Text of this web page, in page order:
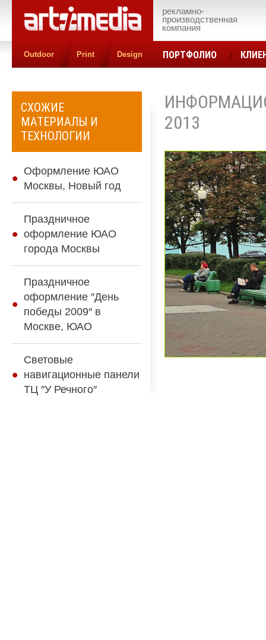
рекламно-
производственная
компания
Outdoor Print Design ПОРТФОЛИО
СХОЖИЕ
МАТЕРИАЛЫ И
ТЕХНОЛОГИИ
Оформление ЮАО
Москвы, Новый год
Праздничное
оформление ЮАО
города Москвы
Праздничное
оформление ″День
победы 2009″ в
Москве, ЮАО
Световые
навигационные панели
ТЦ ″У Речного″
2013